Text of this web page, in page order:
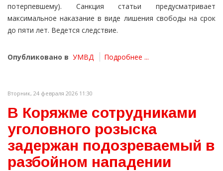
потерпевшему). Санкция статьи предусматривает
максимальное наказание в виде лишения свободы на срок
до пяти лет. Ведется следствие.
Опубликовано в УМВД Подробнее ...
Вторник, 24 февраля 2026 11:30
В Коряжме сотрудниками
уголовного розыска
задержан подозреваемый в
разбойном нападении